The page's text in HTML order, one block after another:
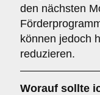
den nächsten
können jedoch
reduzieren.
Worauf sollte